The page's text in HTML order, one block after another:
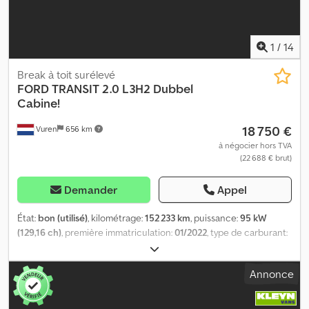
1 / 14
Vuren 656 km
Break à toit surélevé
FORDTRANSIT 2.0 L3H2 Dubbel
Cabine!
18 750 €
à négocier hors TVA
(22 688 € brut)
Demander Appel
État: bon (utilisé), kilométrage:152 233 km, puissance:95 kW
(129,16 ch), première immatriculation:01/2022, type de carburant:
235/65R16
4x2, empattement:3 750 mm, carburant:diesel, couleur:blanc,
cabine conducteur:
automatique
Euro 6,
suspension:
5 900
Annonce